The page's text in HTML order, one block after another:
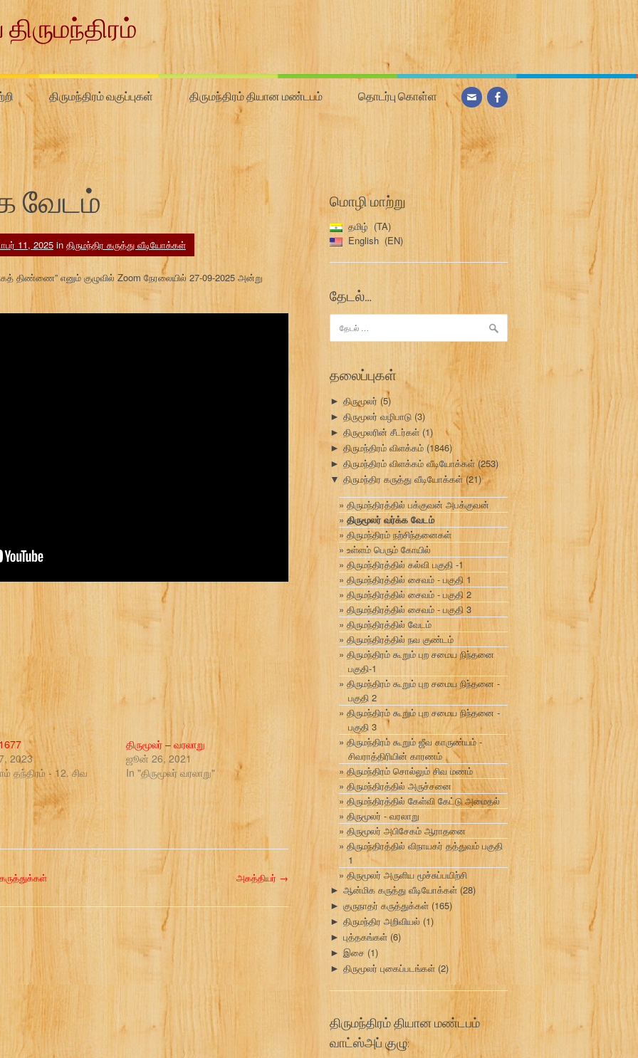
திருமந்திரம் வகுப்புகள் திருமந்திரம் தியான மண்டபம் தொடர்பு கொள்ள
வேடம்
11, 2025 in திருமந்திர கருத்து வீடியோக்கள்
திண்ணை” எனும் குழுவில் Zoom நேரலையில் 27-09-2025 அன்று
2023
தந்திரம் - 12. சிவ
திருமூலர் – வரலாறு
ஜூன் 26, 2021
In "திருமூலர் வரலாறு"
அகத்தியர் →
மொழி மாற்று
தமிழ்
TA
English
EN
தேடல்…
தேடு:
தலைப்புகள்
► திருமூலர் (5)
► திருமூலர் வழிபாடு (3)
► திருமூலரின் சீடர்கள் (1)
► திருமந்திரம் விளக்கம் (1846)
► திருமந்திரம் விளக்கம் வீடியோக்கள்(253)
▼ திருமந்திர கருத்து வீடியோக்கள்(21)
திருமந்திரத்தில் பக்குவன் அபக்குவன்
திருமூலர் வர்க்க வேடம்
திருமந்திரம் நற்சிந்தனைகள்
உள்ளம் பெரும் கோயில்
திருமந்திரத்தில் கல்வி பகுதி -1
திருமந்திரத்தில் சைவம் - பகுதி 1
திருமந்திரத்தில் சைவம் - பகுதி 2
திருமந்திரத்தில் சைவம் - பகுதி 3
திருமந்திரத்தில் வேடம்
திருமந்திரத்தில் நவ குண்டம்
திருமந்திரம் கூறும் புற சமைய நிந்தனை
பகுதி-1
திருமந்திரம் கூறும் புற சமைய நிந்தனை -
பகுதி 2
திருமந்திரம் கூறும் புற சமைய நிந்தனை -
பகுதி 3
திருமந்திரம் கூறும் ஜீவ காருண்யம் -
சிவராத்திரியின் காரணம்
திருமந்திரம் சொல்லும் சிவ மணம்
திருமந்திரத்தில் அருச்சனை
திருமந்திரத்தில் கேள்வி கேட்டு அமைதல்
திருமூலர் - வரலாறு
திருமூலர் அபிசேகம் ஆராதனை
திருமந்திரத்தில் விநாயகர் தத்துவம் பகுதி
1
திருமூலர் அருளிய மூச்சுப்பயிற்சி
► ஆன்மிக கருத்து வீடியோக்கள் (28)
► குருநாதர் கருத்துக்கள் (165)
► திருமந்திர அறிவியல் (1)
► புத்தகங்கள் (6)
► இசை (1)
► திருமூலர் புகைப்படங்கள் (2)
திருமந்திரம் தியான மண்டபம்
வாட்ஸ்அப் குழு: